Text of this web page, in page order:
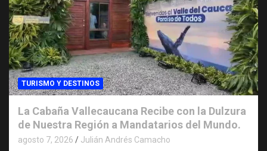
TURISMO Y DESTINOS
La Cabaña Vallecaucana Recibe con la Dulzura
de Nuestra Región a Mandatarios del Mundo.
agosto 7, 2026 Julián Andrés Camacho